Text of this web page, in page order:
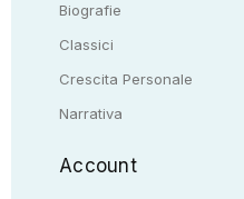
Biografie
Classici
Crescita Personale
Narrativa
Account